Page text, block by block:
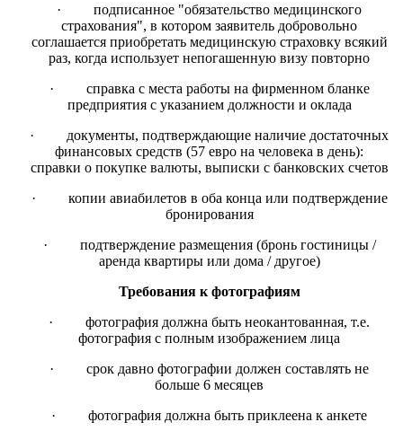
· подписанное "обязательство медицинского
страхования", в котором заявитель добровольно
соглашается приобретать медицинскую страховку всякий
раз, когда использует непогашенную визу повторно
· справка с места работы на фирменном бланке
предприятия с указанием должности и оклада
· документы, подтверждающие наличие достаточных
финансовых средств (57 евро на человека в день):
справки о покупке валюты, выписки с банковских счетов
· копии авиабилетов в оба конца или подтверждение
бронирования
· подтверждение размещения (бронь гостиницы /
аренда квартиры или дома / другое)
Требования к фотографиям
· фотография должна быть неокантованная, т.е.
фотография с полным изображением лица
· срок давно фотографии должен составлять не
больше 6 месяцев
· фотография должна быть приклеена к анкете